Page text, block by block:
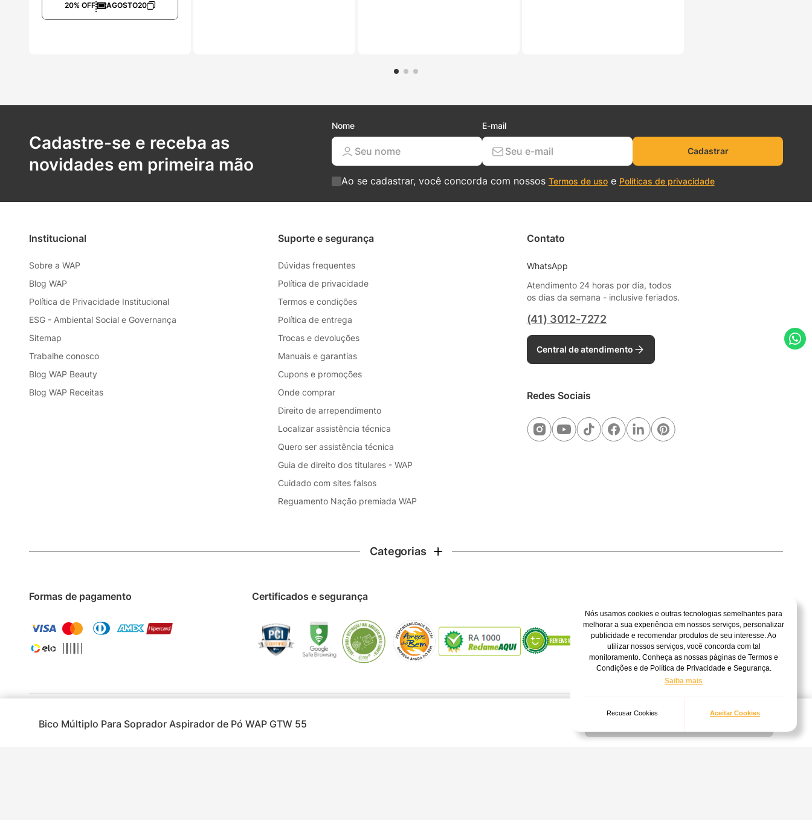
Nós usamos cookies e outras tecnologias semelhantes para
melhorar a sua experiência em nossos serviços, personalizar
publicidade e recomendar produtos de seu interesse. Ao
utilizar nossos serviços, você concorda com tal
monitoramento. Conheça as nossas páginas de Termos e
Condições e de Política de Privacidade e Segurança.
Saiba mais
Recusar Cookies Aceitar Cookies
Bico Múltiplo Para Soprador Aspirador de Pó WAP GTW 55
20% OFF AGOSTO20
Cadastre-se e receba as
novidades em primeira mão
Nome E-mail
Cadastrar
Ao se cadastrar, você concorda com nossos Termos de usoe Políticas de privacidade
Institucional
Sobre a WAP
Blog WAP
Política de Privacidade Institucional
ESG - Ambiental Social e Governança
Sitemap
Trabalhe conosco
Blog WAP Beauty
Blog WAP Receitas
Suporte e segurança
Dúvidas frequentes
Política de privacidade
Termos e condições
Política de entrega
Trocas e devoluções
Manuais e garantias
Cupons e promoções
Onde comprar
Direito de arrependimento
Localizar assistência técnica
Quero ser assistência técnica
Guia de direito dos titulares - WAP
Cuidado com sites falsos
Reguamento Nação premiada WAP
Contato
WhatsApp
Atendimento 24 horas por dia, todos
os dias da semana - inclusive feriados.
(41) 3012-7272
Central de atendimento
Redes Sociais
Categorias
Formas de pagamento Certificados e segurança
Todos os direitos reservados © 2025 - WW COMÉRCIO ELETRÔNICO LTDA - CNPJ 54.169.135/0001-04